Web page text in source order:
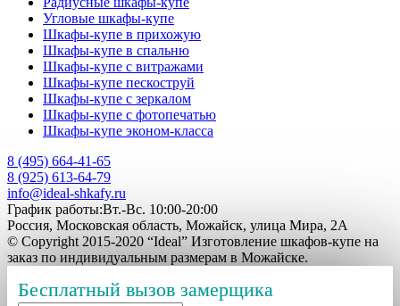
Угловые шкафы-купе
Шкафы-купе в прихожую
Шкафы-купе в спальню
Шкафы-купе с витражами
Шкафы-купе пескоструй
Шкафы-купе с зеркалом
Шкафы-купе с фотопечатью
Шкафы-купе эконом-класса
8 (495) 664-41-65
8 (925) 613-64-79
info@ideal-shkafy.ru
График работы:Вт.-Вс. 10:00-20:00
Россия, Московская область, Можайск, улица Мира, 2А
© Copyright 2015-2020 “Ideal” Изготовление шкафов-купе на
заказ по индивидуальным размерам в Можайске.
Бесплатный вызов замерщика